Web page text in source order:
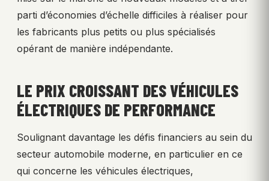
parti d’économies d’échelle difficiles à réaliser pour
les fabricants plus petits ou plus spécialisés
opérant de manière indépendante.
LE PRIX CROISSANT DES VÉHICULES
ÉLECTRIQUES DE PERFORMANCE
Soulignant davantage les défis financiers au sein du
secteur automobile moderne, en particulier en ce
qui concerne les véhicules électriques,